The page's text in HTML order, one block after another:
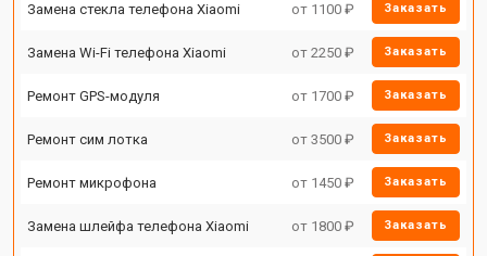
Замена стекла телефона Xiaomi от 1100 ₽ Заказать
Замена Wi-Fi телефона Xiaomi от 2250 ₽ Заказать
Ремонт GPS-модуля от 1700 ₽ Заказать
Ремонт сим лотка от 3500 ₽ Заказать
Ремонт микрофона от 1450 ₽ Заказать
Замена шлейфа телефона Xiaomi от 1800 ₽ Заказать